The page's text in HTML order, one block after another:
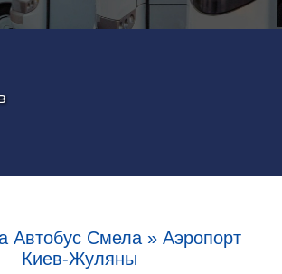
Автобус Смела » Аэропорт
Киев-Жуляны